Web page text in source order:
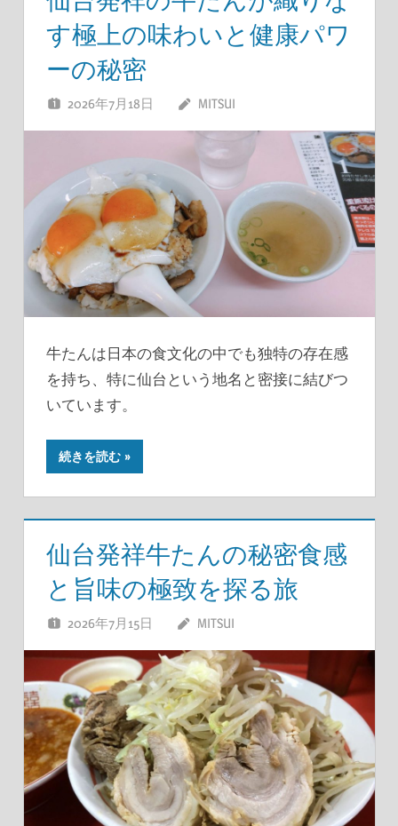
す極上の味わいと健康パワ
ーの秘密
2026年7月18日 MITSUI
牛たんは日本の食文化の中でも独特の存在感
を持ち、特に仙台という地名と密接に結びつ
いています。
続きを読む
仙台発祥牛たんの秘密食感
と旨味の極致を探る旅
2026年7月15日 MITSUI